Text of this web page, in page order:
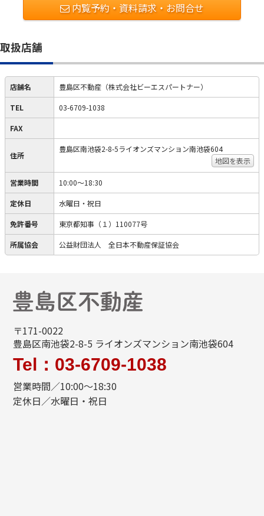
内覧予約・資料請求・お問合せ
取扱店舗
店舗名 豊島区不動産（株式会社ビーエスパートナー）
TEL 03-6709-1038
FAX
住所
豊島区南池袋2-8-5ライオンズマンション南池袋604
地図を表示
営業時間 10:00～18:30
定休日 水曜日・祝日
免許番号 東京都知事（１）110077号
所属協会 公益財団法人 全日本不動産保証協会
〒171-0022
豊島区南池袋2-8-5 ライオンズマンション南池袋604
Tel：03-6709-1038
営業時間／10:00～18:30
定休日／水曜日・祝日